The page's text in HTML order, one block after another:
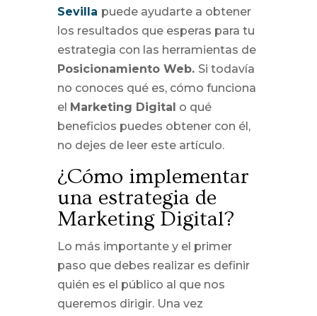
Sevilla puede ayudarte a obtener
los resultados que esperas para tu
estrategia con las herramientas de
Posicionamiento Web. Si todavía
no conoces qué es, cómo funciona
el Marketing Digital o qué
beneficios puedes obtener con él,
no dejes de leer este artículo.
¿Cómo implementar
una estrategia de
Marketing Digital?
Lo más importante y el primer
paso que debes realizar es definir
quién es el público al que nos
queremos dirigir. Una vez